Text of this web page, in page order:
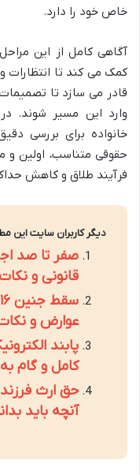
خاص خود را دارد.
آگاهی کامل از این
کمک می کند تا انتظارات
قادر می سازد تا
وارد این مسیر شوند.
خانواده برای بررسی
حقوقی متناسب، اولین و
فرآیند طلاق و کاهش
دیگر کاربران سایت این
صفر تا صد
قانونی و
عوارض و
پابند
کامل و گام
حق ارث
آنچه باید